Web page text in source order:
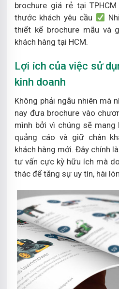
brochure giá rẻ tại TPHCM
thước khách yêu cầu
thiết kế brochure mẫu và
khách hàng tại HCM.
Lợi ích của việc sử
kinh doanh
Không phải ngẫu nhiên mà
nay đưa brochure vào
mình bởi vì chúng sẽ
quảng cáo và giữ chân
khách hàng mới. Đây chính
tư vấn cực kỳ hữu ích mà
thác để tăng sự uy tín, hài